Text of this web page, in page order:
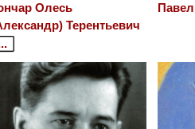
Олесь
Терентьевич